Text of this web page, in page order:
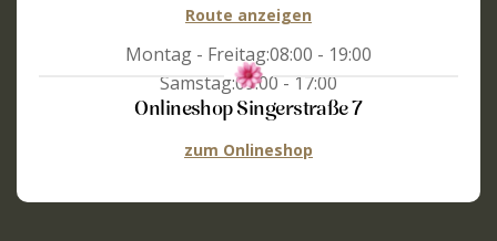
Route anzeigen
Montag - Freitag:08:00 - 19:00
Samstag:09:00 - 17:00
Onlineshop Singerstraße 7
zum Onlineshop